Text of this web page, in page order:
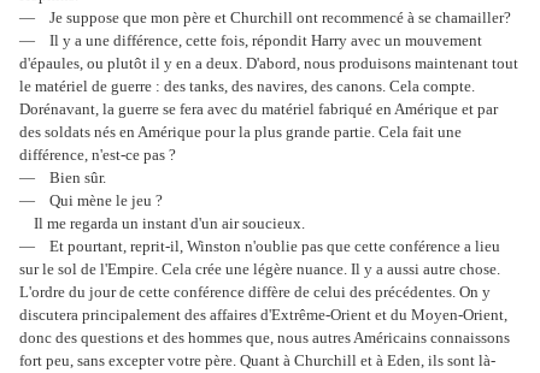
— Je suppose que mon père et Churchill ont recommencé à se chamailler?
— Il y a une différence, cette fois, répondit Harry avec un mouvement
d'épaules, ou plutôt il y en a deux. D'abord, nous produisons maintenant tout
le matériel de guerre : des tanks, des navires, des canons. Cela compte.
Dorénavant, la guerre se fera avec du matériel fabriqué en Amérique et par
des soldats nés en Amérique pour la plus grande partie. Cela fait une
différence, n'est-ce pas ?
— Bien sûr.
— Qui mène le jeu ?
Il me regarda un instant d'un air soucieux.
— Et pourtant, reprit-il, Winston n'oublie pas que cette conférence a lieu
sur le sol de l'Empire. Cela crée une légère nuance. Il y a aussi autre chose.
L'ordre du jour de cette conférence diffère de celui des précédentes. On y
discutera principalement des affaires d'Extrême-Orient et du Moyen-Orient,
donc des questions et des hommes que, nous autres Américains connaissons
fort peu, sans excepter votre père. Quant à Churchill et à Eden, ils sont là-